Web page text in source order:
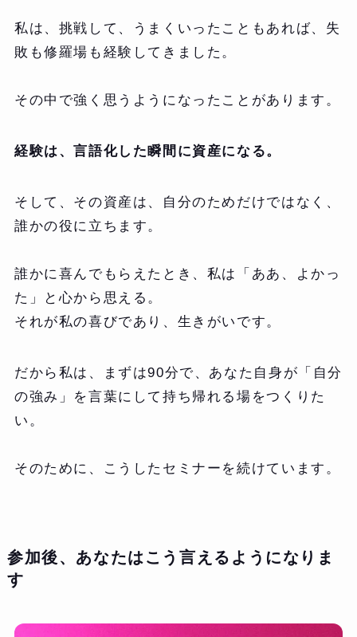
私は、挑戦して、うまくいったこともあれば、失
敗も修羅場も経験してきました。
その中で強く思うようになったことがあります。
経験は、言語化した瞬間に資産になる。
そして、その資産は、自分のためだけではなく、
誰かの役に立ちます。
誰かに喜んでもらえたとき、私は「ああ、よかっ
た」と心から思える。
それが私の喜びであり、生きがいです。
だから私は、まずは90分で、あなた自身が「自分
の強み」を言葉にして持ち帰れる場をつくりた
い。
そのために、こうしたセミナーを続けています。
参加後、あなたはこう言えるようになりま
す